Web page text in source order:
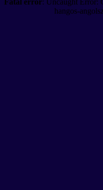
Fatal error: Uncaught Error:
hangos-